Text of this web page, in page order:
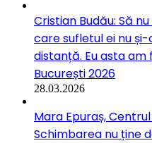
Cristian Budău: Să
care sufletul ei nu
distanță. Eu asta
București 2026
28.03.2026
Mara Epuraș,
Schimbarea nu ține